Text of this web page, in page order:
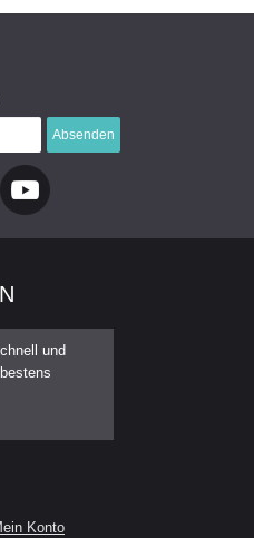
Absenden
und
Konto